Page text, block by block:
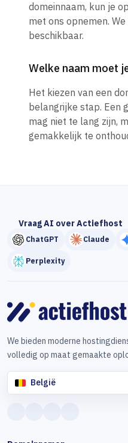
domeinnaam, kun je
met ons opnemen.
beschikbaar.
Welke naam moet
Het kiezen van een
belangrijke stap. Een
mag niet te lang zijn,
gemakkelijk te
Vraag AI over Actiefhost
ChatGPT Claude
Perplexity
We bieden moderne
volledig op maat gemaakte
België